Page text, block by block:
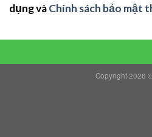
dụng vàChính sách bảo mật
Copyright 2026 ©